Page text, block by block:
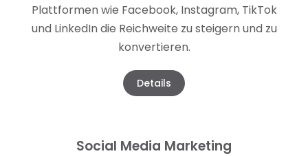
Plattformen wie Facebook, Instagram, TikTok
und LinkedIn die Reichweite zu steigern und zu
konvertieren.
Details
Social Media Marketing